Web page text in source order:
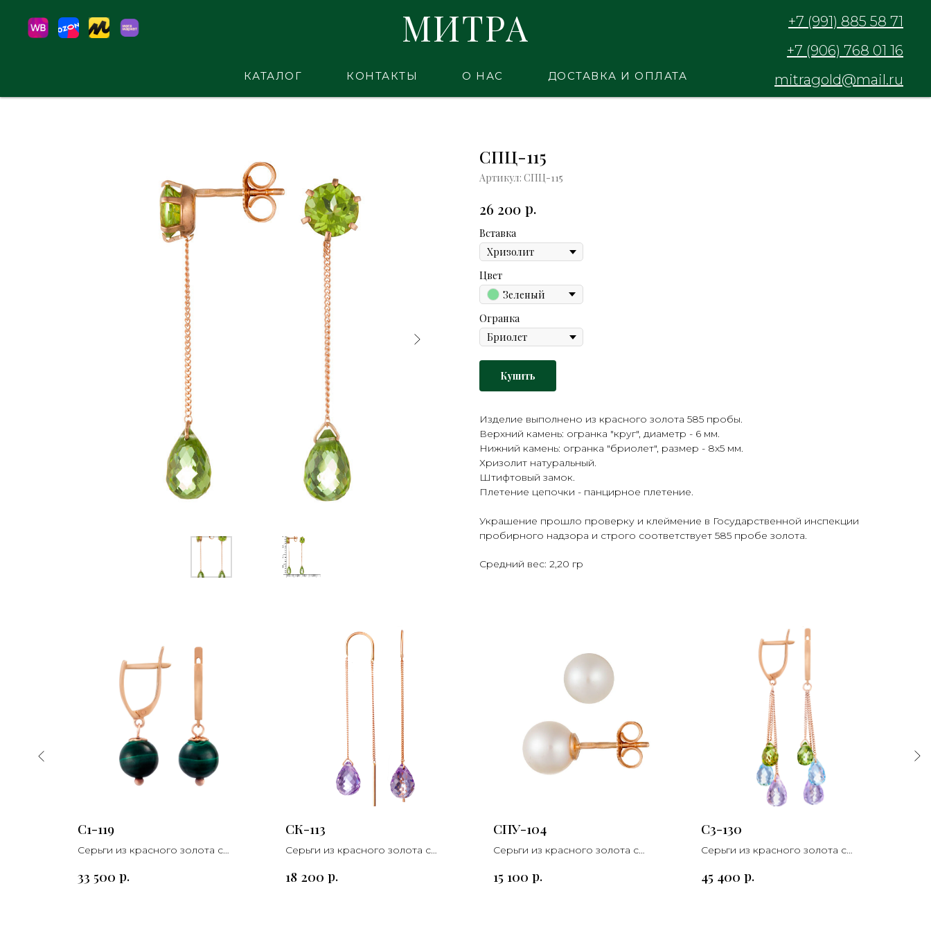
МИТРА
+7 (991) 885 58 71
+7 (906) 768 01 16
mitragold@mail.ru
КАТАЛОГ КОНТАКТЫ О НАС ДОСТАВКА И ОПЛАТА
СПЦ-115
Артикул: СПЦ-115
26 200 р.
Вставка
Цвет
Зеленый
Огранка
Купить
Изделие выполнено из красного золота 585 пробы.
Верхний камень: огранка "круг", диаметр - 6 мм.
Нижний камень: огранка "бриолет", размер - 8х5 мм.
Хризолит натуральный.
Штифтовый замок.
Плетение цепочки - панцирное плетение.
Украшение прошло проверку и клеймение в Государственной инспекции
пробирного надзора и строго соответствует 585 пробе золота.
Средний вес: 2,20 гр
С1-119
Серьги из красного золота с
33 500 р.
СК-113
Серьги из красного золота с
18 200 р.
СПУ-104
Серьги из красного золота с
15 100 р.
С3-130
Серьги из красного золота с
45 400 р.